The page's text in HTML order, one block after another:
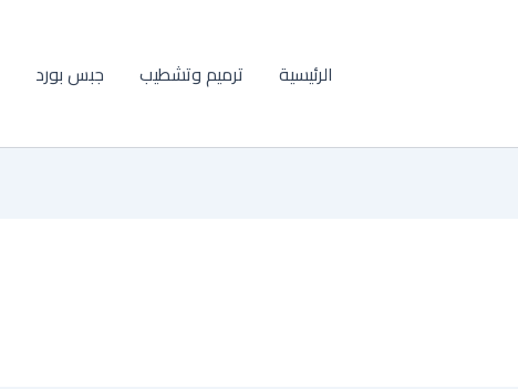
الرئيسية ترميم وتشطيب جبس بورد